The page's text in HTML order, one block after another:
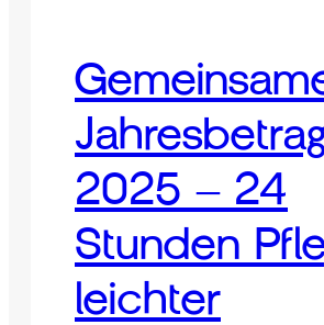
2025 – 24
Stunden
leichter